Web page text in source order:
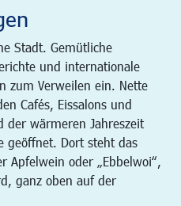
Stadt. Gemütliche
und internationale
zum Verweilen ein. Nette
Cafés, Eissalons und
der wärmeren Jahreszeit
geöffnet. Dort steht das
Apfelwein oder „Ebbelwoi“,
ganz oben auf der